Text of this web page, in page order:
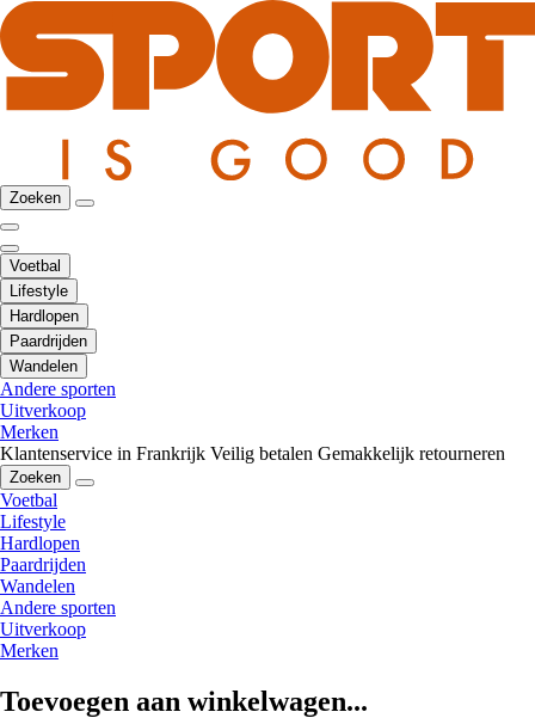
Zoeken
Voetbal
Lifestyle
Hardlopen
Paardrijden
Wandelen
Andere sporten
Uitverkoop
Merken
Klantenservice in Frankrijk Veilig betalen Gemakkelijk retourneren
Zoeken
Voetbal
Lifestyle
Hardlopen
Paardrijden
Wandelen
Andere sporten
Uitverkoop
Merken
Toevoegen aan winkelwagen...